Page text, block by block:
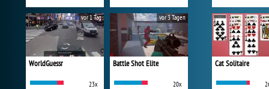
WorldGuessr
23x
vor 1 Tag
Battle Shot Elite
20x
vor 3 Tagen
Cat Solitaire